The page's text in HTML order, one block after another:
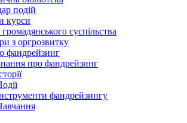
подій
курси
суспільства
з оргрозвитку
фандрейзинг
про фандрейзинг
фандрейзингу